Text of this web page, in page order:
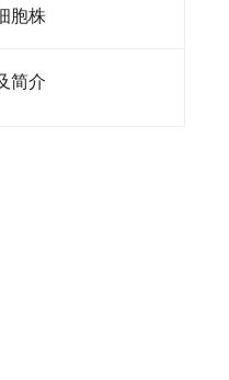
胞株
简介